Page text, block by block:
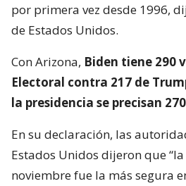
por primera vez desde 1996,
de Estados Unidos.
Con Arizona, Biden tiene 290
Electoral contra 217 de
la presidencia se precisan
En su declaración, las
Estados Unidos dijeron que
noviembre fue la más segura